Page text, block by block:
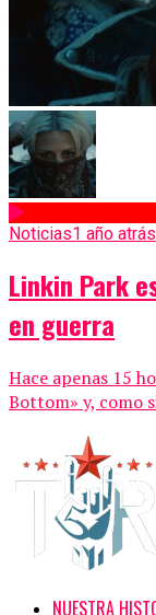
Noticias1 año atrás
Linkin Park
en guerra
Hace apenas 15
Bottom» y, como
NUESTRA